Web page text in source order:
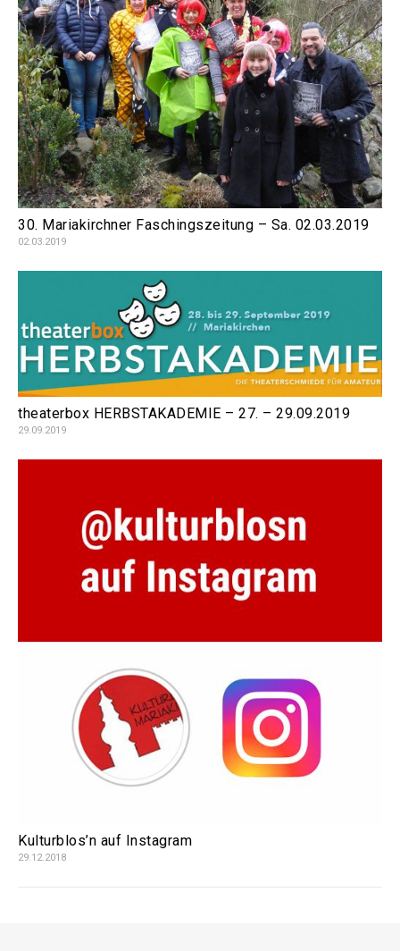
30. Mariakirchner Faschingszeitung – Sa. 02.03.2019
02.03.2019
theaterbox HERBSTAKADEMIE – 27. – 29.09.2019
29.09.2019
Kulturblos’n auf Instagram
29.12.2018